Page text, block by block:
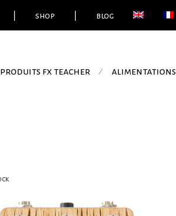
shop blog
produits fx teacher ⁄ alimentations